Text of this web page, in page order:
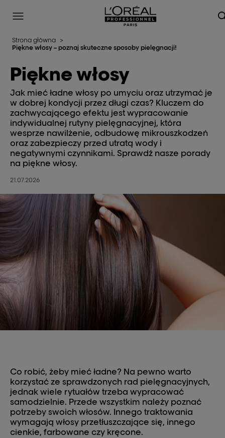
L'Oréal Professionnel Paris
Site Menu
Strona główna >
Piękne włosy – poznaj skuteczne sposoby pielęgnacji!
Piękne włosy
Jak mieć ładne włosy po umyciu oraz utrzymać je
w dobrej kondycji przez długi czas? Kluczem do
zachwycającego efektu jest wypracowanie
indywidualnej rutyny pielęgnacyjnej, która
wesprze nawilżenie, odbudowę mikrouszkodzeń
oraz zabezpieczy przed utratą wody i
negatywnymi czynnikami. Sprawdź nasze porady
na piękne włosy.
21.07.2026
Co robić, żeby mieć ładne? Na pewno warto
korzystać ze sprawdzonych rad pielęgnacyjnych,
jednak wiele rytuałów trzeba wypracować
samodzielnie. Przede wszystkim należy poznać
potrzeby swoich włosów. Innego traktowania
wymagają włosy przetłuszczające się, innego
cienkie, farbowane czy kręcone.